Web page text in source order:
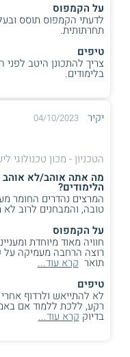
על הקמפוס
לדעתי הקמפוס תוסס
תחרתותית.
טיפים
צריך להתכונן היטב
בלימודים.
יקיר 04/10/2023
הטכניון - מכון טכנולוגי
מה אתה אוהב/לא אוהב
הלימודים?
המרצים נהדרים החומר
טובה, והמבחנים לרוב לא
על הקמפוס
חוויה מאוד מיוחדת
רוצה הרחבה מעמיקה על
תואר קרא עוד...
טיפים
לא להתייאש ולרדוף
רקע, ללכת ללמוד אם
בדיוק קרא עוד...